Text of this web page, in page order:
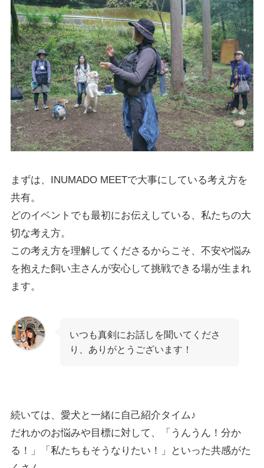
まずは、INUMADO MEETで大事にしている考え方を
共有。
どのイベントでも最初にお伝えしている、私たちの大
切な考え方。
この考え方を理解してくださるからこそ、不安や悩み
を抱えた飼い主さんが安心して挑戦できる場が生まれ
ます。
いつも真剣にお話しを聞いてくださ
り、ありがとうございます！
続いては、愛犬と一緒に自己紹介タイム♪
だれかのお悩みや目標に対して、「うんうん！分か
る！」「私たちもそうなりたい！」といった共感がた